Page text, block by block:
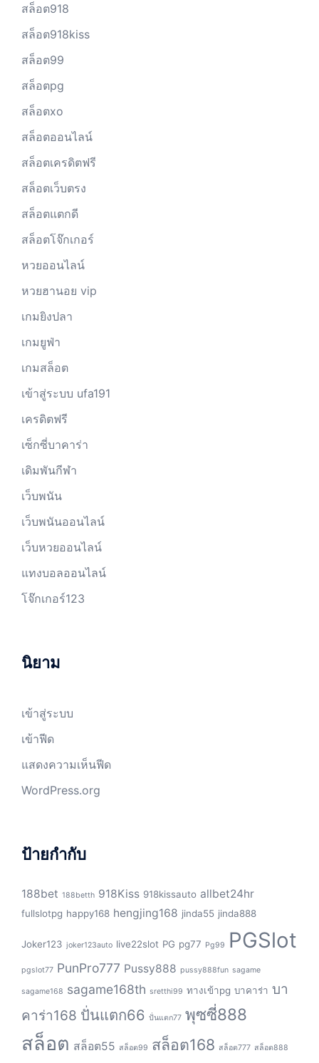
สล็อต918
สล็อต918kiss
สล็อต99
สล็อตpg
สล็อตxo
สล็อตออนไลน์
สล็อตเครดิตฟรี
สล็อตเว็บตรง
สล็อตแตกดี
สล็อตโจ๊กเกอร์
หวยออนไลน์
หวยฮานอย vip
เกมยิงปลา
เกมยูฟ่า
เกมสล็อต
เข้าสู่ระบบ ufa191
เครดิตฟรี
เซ็กซี่บาคาร่า
เดิมพันกีฬา
เว็บพนัน
เว็บพนันออนไลน์
เว็บหวยออนไลน์
แทงบอลออนไลน์
โจ๊กเกอร์123
นิยาม
เข้าสู่ระบบ
เข้าฟีด
แสดงความเห็นฟีด
WordPress.org
ป้ายกำกับ
188bet 188betth 918Kiss 918kissauto allbet24hr
fullslotpg happy168 hengjing168 jinda55 jinda888
Joker123 joker123auto live22slot PG pg77 Pg99 PGSlot
pgslot77 PunPro777 Pussy888 pussy888fun sagame
sagame168 sagame168th sretthi99 ทางเข้าpg บาคาร่า บา
คาร่า168 ปั่นแตก66 ปั่นแตก77 พุซซี่888
สล็อต สล็อต55 สล็อต99 สล็อต168 สล็อต777 สล็อต888